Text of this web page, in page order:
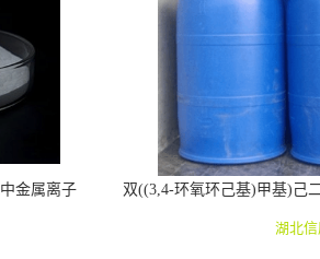
金属离子
双((3,4-环氧环己基)甲基)己
涂料 胶黏
湖北